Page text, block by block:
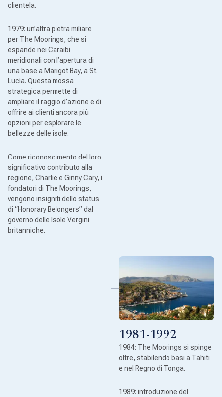
clientela.
1979: un’altra pietra miliare
per The Moorings, che si
espande nei Caraibi
meridionali con l’apertura di
una base a Marigot Bay, a St.
Lucia. Questa mossa
strategica permette di
ampliare il raggio d’azione e di
offrire ai clienti ancora più
opzioni per esplorare le
bellezze delle isole.
Come riconoscimento del loro
significativo contributo alla
regione, Charlie e Ginny Cary, i
fondatori di The Moorings,
vengono insigniti dello status
di “Honorary Belongers” dal
governo delle Isole Vergini
britanniche.
1981-1992
1984: The Moorings si spinge
oltre, stabilendo basi a Tahiti
e nel Regno di Tonga.
1989: introduzione del